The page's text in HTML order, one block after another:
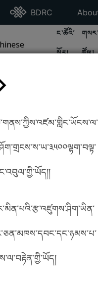
Go To BDRC
BDRC Go
TOCHINESE TRADITION
GO TO
ང་ཚོའི་
སྐོར།
GO
ཚོལ།
find things?
འདིའི་ཡོང་ཁུངས།